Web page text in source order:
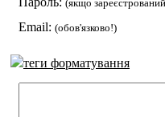
(якщо
Email: (обов'язково!)
теги форматування